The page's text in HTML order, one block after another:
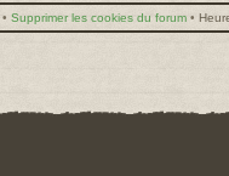
• Supprimer les cookies du forum •